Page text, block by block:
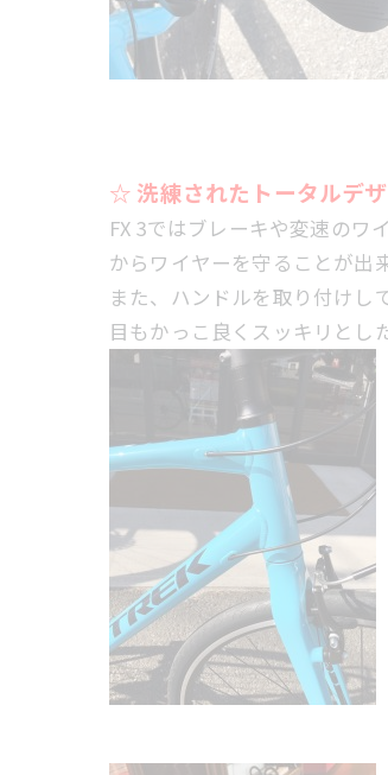
☆ 洗練されたトータルデ
FX 3ではブレーキや変速のワ
からワイヤーを守ることが出
また、ハンドルを取り付け
目もかっこ良くスッキリとし